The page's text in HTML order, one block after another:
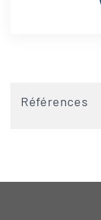
Références